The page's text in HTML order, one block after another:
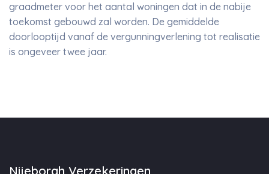
graadmeter voor het aantal woningen dat in de nabije
toekomst gebouwd zal worden. De gemiddelde
doorlooptijd vanaf de vergunningverlening tot realisatie
is ongeveer twee jaar.
Nijeborgh Verzekeringen